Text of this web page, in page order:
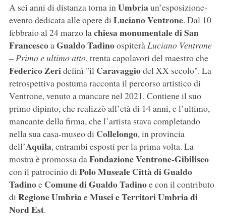
A sei anni di distanza torna inUmbriaun’esposizione-
evento dedicata alle opere di Luciano Ventrone. Dal 10
febbraio al 24 marzo lachiesa monumentale di San
FrancescoaGualdo TadinoospiteràLuciano Ventrone
– Primo e ultimo atto, trenta capolavori del maestro che
Federico Zeridefinì "il Caravaggiodel XX secolo". La
retrospettiva postuma racconta il percorso artistico di
Ventrone, venuto a mancare nel 2021. Contiene il suo
primo dipinto, che realizzò all’età di 14 anni, e l’ultimo,
mancante della firma, che l’artista stava completando
nella sua casa-museo di Collelongo, in provincia
dell’Aquila, entrambi esposti per la prima volta. La
mostra è promossa daFondazione Ventrone-Gibilisco
con il patrocinio di Polo Museale Città di Gualdo
Tadinoe Comune di Gualdo Tadinoe con il contributo
di Regione UmbriaeMusei e Territori Umbria di
Nord Est.